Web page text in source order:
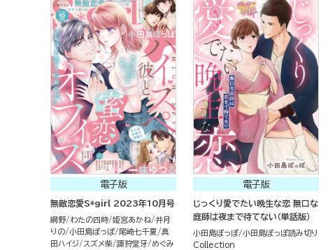
電子版
無敵恋愛S*girl 2023年10月号
網野 わたの四時 姫宮あかね
井月
りの 小田島ぽっぽ 尾崎七千夏
真
田ハイジ
スズメ柴 諏狩堂牙
めぐみ
電子版
じっくり愛でたい晩生な恋 無口な
庭師は夜まで待てない（単話版）
小田島ぽっぽ 小田島ぽっぽ読み切り
Collection